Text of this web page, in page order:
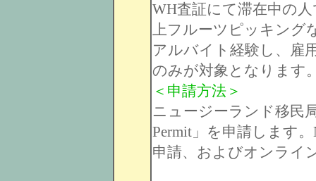
WH査証にて滞在中の
上フルーツピッキング
アルバイト経験し、雇
のみが対象となります
＜申請方法＞
ニュージーランド移民
Permit」を申請します
申請、およびオンライ